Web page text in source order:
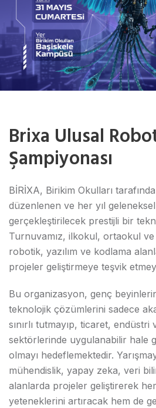
Brixa Ulusal
Şampiyonası
BİRİXA, Birikim Okulları
düzenlenen ve her yıl
gerçekleştirilecek prestijli bir
Turnuvamız, ilkokul, ortaokul
robotik, yazılım ve kodlama
projeler geliştirmeye teşvik
Bu organizasyon, genç
teknolojik çözümlerini sadece
sınırlı tutmayıp, ticaret, endüstri
sektörlerinde uygulanabilir hale
olmayı hedeflemektedir.
mühendislik, yapay zeka, veri
alanlarda projeler geliştirerek
yeteneklerini artıracak hem de